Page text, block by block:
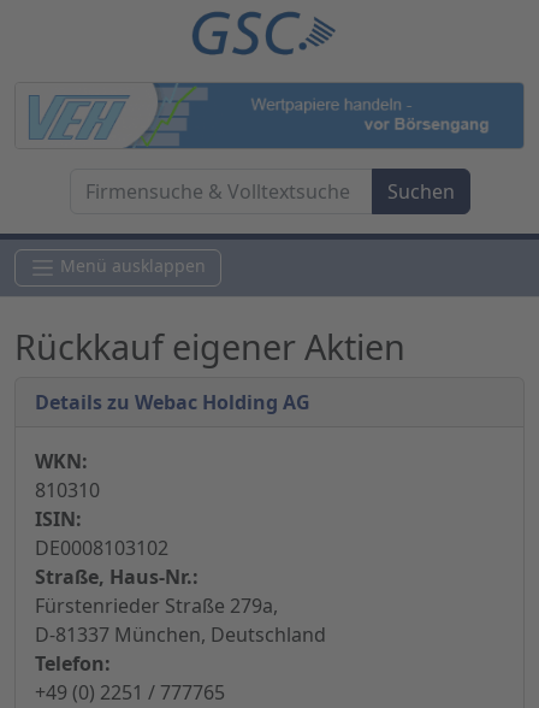
Menü ausklappen
Rückkauf eigener Aktien
Details zu Webac Holding AG
WKN:
810310
ISIN:
DE0008103102
Straße, Haus-Nr.:
Fürstenrieder Straße 279a,
D-81337 München, Deutschland
Telefon:
+49 (0) 2251 / 777765